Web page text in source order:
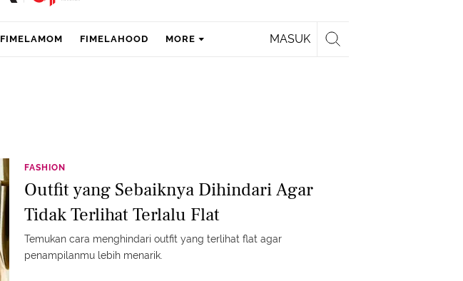
MASUK
FIMELAMOM FIMELAHOOD MORE
FASHION
Outfit yang Sebaiknya Dihindari Agar
Tidak Terlihat Terlalu Flat
Temukan cara menghindari outfit yang terlihat flat agar
penampilanmu lebih menarik.